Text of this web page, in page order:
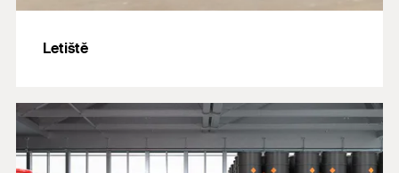
Letiště